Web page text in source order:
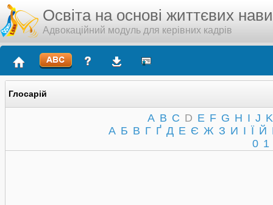
Освіта на основі життєвих
Адвокаційний модуль для керівних кадрів
Глосарій
A B C D E F G H I J K
А Б В Г Ґ Д Е Є Ж З И І Ї Й
0 1